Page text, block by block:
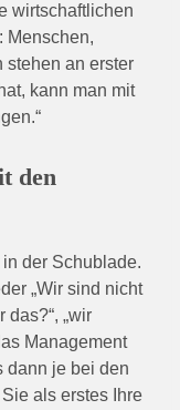
wirtschaftlichen
Menschen,
stehen an erster
kann man mit
den
der Schublade.
„Wir sind nicht
das?“, „wir
Management
dann je bei den
als erstes Ihre